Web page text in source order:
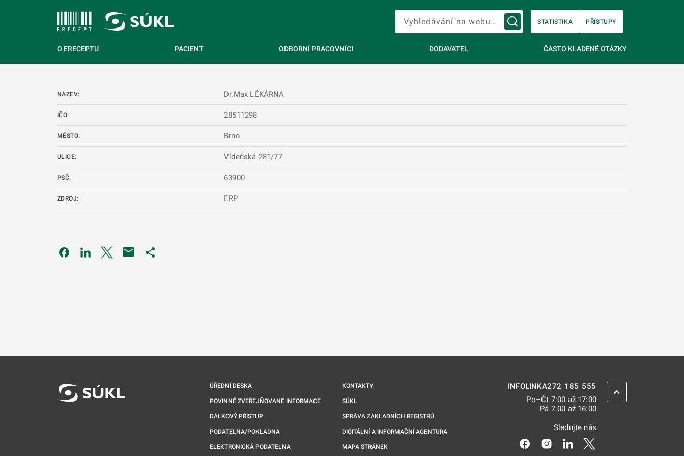
Vyhledávání na webu…
STATISTIKA PŘÍSTUPY
O ERECEPTU PACIENT ODBORNÍ PRACOVNÍCI DODAVATEL ČASTO KLADENÉ OTÁZKY
NÁZEV: Dr.Max LÉKÁRNA
IČO: 28511298
MĚSTO: Brno
ULICE: Vídeňská 281/77
PSČ: 63900
ZDROJ: ERP
Odkaz se otevře na nové kartě
Odkaz se otevře na nové kartě
Odkaz se otevře na nové kartě
ÚŘEDNÍ DESKA
POVINNĚ ZVEŘEJŇOVANÉ INFORMACE
DÁLKOVÝ PŘÍSTUP
PODATELNA/POKLADNA
ELEKTRONICKÁ PODATELNA
KONTAKTY
SÚKL
SPRÁVA ZÁKLADNÍCH REGISTRŮ
DIGITÁLNÍ A INFORMAČNÍ AGENTURA
MAPA STRÁNEK
INFOLINKA272 185 555
Po–Čt 7:00 až 17:00
Pá 7:00 až 16:00
Sledujte nás
Odkaz se otevře na nové kartě
Odkaz se otevře na nové kartě
Odkaz se otevře na nové
ZPĚT NAHORU